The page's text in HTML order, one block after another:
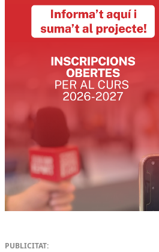
PUBLICITAT: